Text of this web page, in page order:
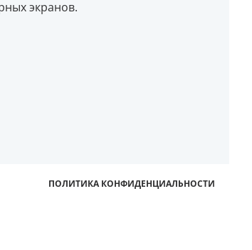
экранов.
ПОЛИТИКА КОНФИДЕНЦИАЛЬНОСТИ